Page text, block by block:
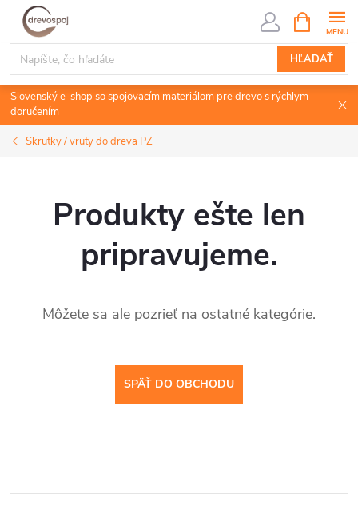
Prejsť
obsah
HĽADAŤ
KOŠÍK
Slovenský e-shop so spojovacím materiálom pre drevo s rýchlym
doručením
Skrutky / vruty do dreva PZ
Produkty ešte len
pripravujeme.
Môžete sa ale pozrieť na ostatné kategórie.
SPÄŤ DO OBCHODU